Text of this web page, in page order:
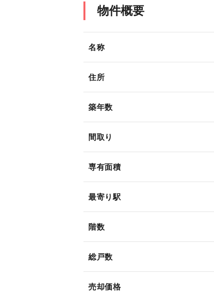
物件概要
名称
住所
築年数
間取り
専有面積
最寄り駅
階数
総戸数
売却価格